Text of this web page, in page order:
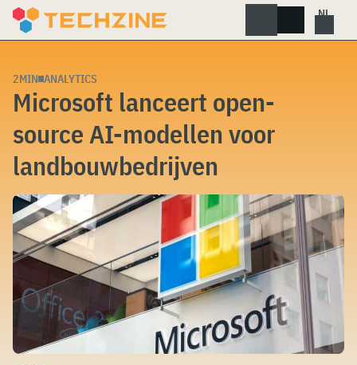
Skip
2MIN ANALYTICS
Microsoft lanceert open-
source AI-modellen voor
landbouwbedrijven